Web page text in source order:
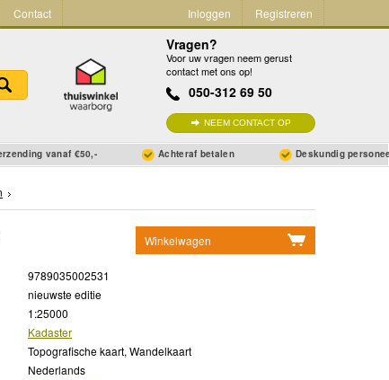
Contact Inloggen Registreren
Vragen?
Voor uw vragen neem gerust
contact met ons op!
050-312 69 50
NEEM CONTACT OP
vanaf €50,- Achteraf betalen Deskundig
Winkelwagen
9789035002531
nieuwste editie
1:25000
Kadaster
Topografische kaart, Wandelkaart
Nederlands